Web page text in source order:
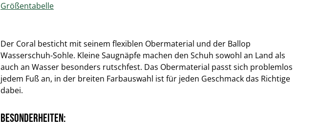
Größentabelle
Der Coral besticht mit seinem flexiblen Obermaterial und der Ballop
Wasserschuh-Sohle. Kleine Saugnäpfe machen den Schuh sowohl an Land als
auch an Wasser besonders rutschfest. Das Obermaterial passt sich problemlos
jedem Fuß an, in der breiten Farbauswahl ist für jeden Geschmack das Richtige
dabei.
Besonderheiten: